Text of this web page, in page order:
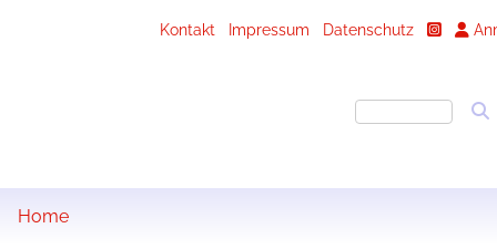
Kontakt Impressum Datenschutz
Home